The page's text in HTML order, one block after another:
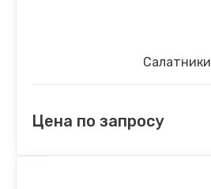
Салатники
Цена по запросу